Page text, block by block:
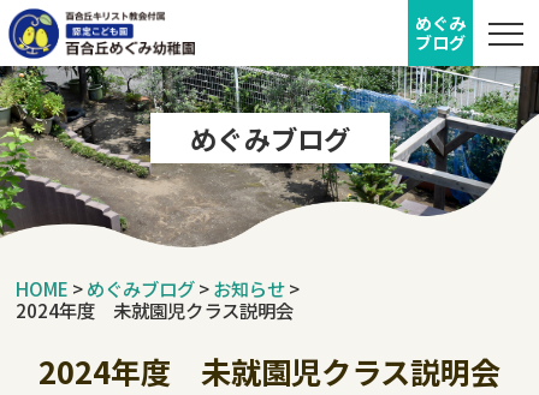
めぐみ
ブログ
めぐみブログ
HOME >めぐみブログ>お知らせ>
2024年度 未就園児クラス説明会
2024年度 未就園児クラス説明会